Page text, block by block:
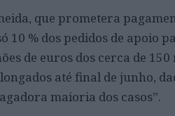
que prometera
10 % dos pedidos de apoio
de euros dos cerca de
até final de junho,
maioria dos casos”.